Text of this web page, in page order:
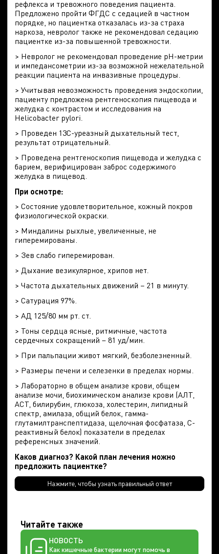
рефлекса и тревожного поведения пациента.
Предложено пройти ФГДС с седацией в частном
порядке, но пациентка отказалась из-за страха
наркоза, невролог также не рекомендовал седацию
пациентке из-за повышенной тревожности.
> Невролог не рекомендовал проведение рН-метрии
и импедансометрии из-за возможной нежелательной
реакции пациента на инвазивные процедуры.
> Учитывая невозможность проведения эндоскопии,
пациенту предложена рентгеноскопия пищевода и
желудка с контрастом и исследования на
Helicobacter pylori.
> Проведен 13С-уреазный дыхательный тест,
результат отрицательный.
> Проведена рентгеноскопия пищевода и желудка с
барием, верифицирован заброс содержимого
желудка в пищевод.
При осмотре:
> Состояние удовлетворительное, кожный покров
физиологической окраски.
> Миндалины рыхлые, увеличенные, не
гиперемированы.
> Зев слабо гиперемирован.
> Дыхание везикулярное, хрипов нет.
> Частота дыхательных движений – 21 в минуту.
> Сатурация 97%.
> АД 125/80 мм рт. ст.
> Тоны сердца ясные, ритмичные, частота
сердечных сокращений – 81 уд/мин.
> При пальпации живот мягкий, безболезненный.
> Размеры печени и селезенки в пределах нормы.
> Лабораторно в общем анализе крови, общем
анализе мочи, биохимическом анализе крови (АЛТ,
АСТ, билирубин, глюкоза, холестерин, липидный
спектр, амилаза, общий белок, гамма-
глутамилтранспептидаза, щелочная фосфатаза, С-
реактивный белок) показатели в пределах
референсных значений.
Каков диагноз? Какой план лечения можно
предложить пациентке?
Нажмите, чтобы узнать правильный ответ
Читайте также
НОВОСТЬ
Как кишечные бактерии могут помочь в